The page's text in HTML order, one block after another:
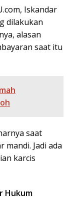
Iskandar
dilakukan
alasan
saat itu
saat
Jadi ada
karcis
Hukum